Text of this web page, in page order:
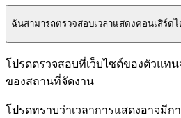
ฉันสามารถตรวจสอบเวลาแสดงคอนเสิร์ต
โปรดตรวจสอบที่เว็บไซต์ของตัวแท
ของสถานที่จัดงาน
โปรดทราบว่าเวลาการแสดงอาจมีก